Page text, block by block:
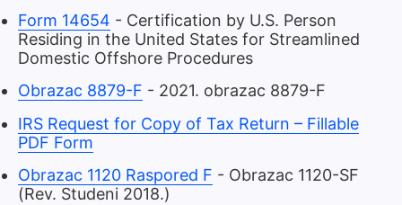
Form 14654 - Certification by U.S. Person
Residing in the United States for Streamlined
Domestic Offshore Procedures
Obrazac 8879-F - 2021. obrazac 8879-F
IRS Request for Copy of Tax Return – Fillable
PDF Form
Obrazac 1120 Raspored F - Obrazac 1120-SF
(Rev. Studeni 2018.)